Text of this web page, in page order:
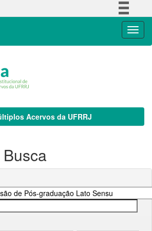
Acervos da UFRRJ